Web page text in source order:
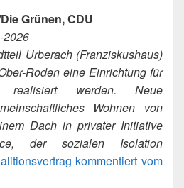
Grünen, CDU
2026
Urberach (Franziskushaus)
Roden eine Einrichtung für
realisiert werden. Neue
Wohnen von
Dach in privater Initiative
der sozialen Isolation
kommentiert vom